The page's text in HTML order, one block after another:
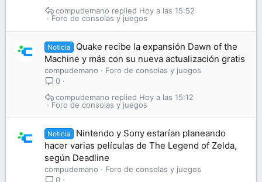
Foro de consolas y juegos
Hoy a las 15:52
compudemano
Noticia
Quake recibe la expansión Dawn of the
Machine y más con su nueva actualización gratis
compudemano
Foro de consolas y juegos
0
Foro de consolas y juegos
Hoy a las 15:12
compudemano
Noticia
Nintendo y Sony estarían planeando
hacer varias películas de The Legend of Zelda,
según Deadline
compudemano
Foro de consolas y juegos
0